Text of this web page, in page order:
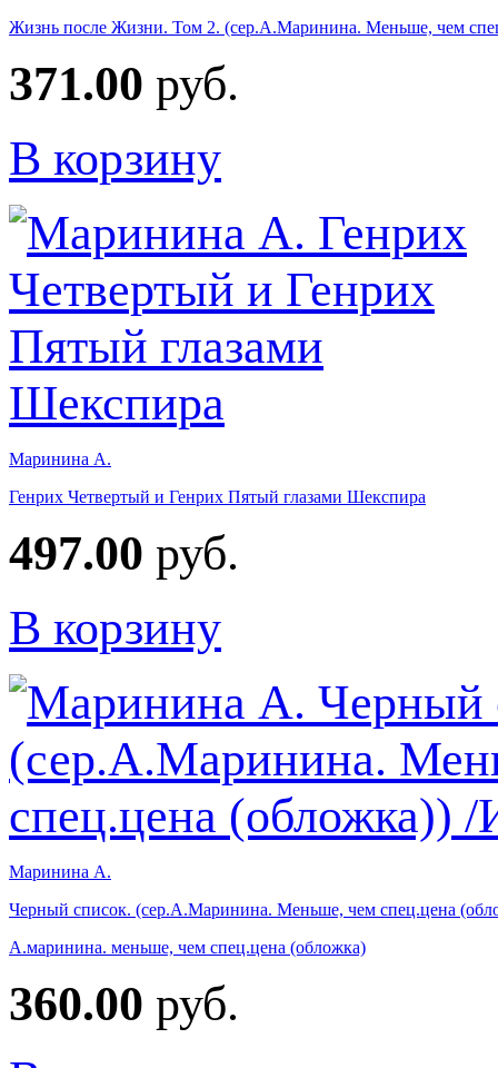
Жизнь после Жизни. Том 2. (сер.А.Маринина. Меньше, чем
371.00 руб.
В корзину
Маринина А.
Генрих Четвертый и Генрих Пятый глазами Шекспира
497.00 руб.
В корзину
Маринина А.
Черный список. (сер.А.Маринина. Меньше, чем спец.цена
А.маринина. меньше, чем спец.цена (обложка)
360.00 руб.